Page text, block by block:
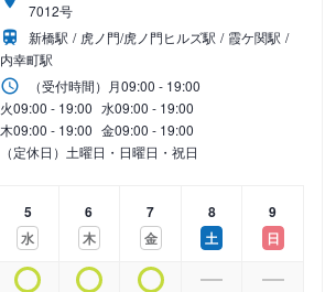
7012号
新橋駅
虎ノ門/虎ノ門ヒルズ駅
霞ケ関駅
内幸町駅
（受付時間） 月09:00 - 19:00
火09:00 - 19:00 水09:00 - 19:00
木09:00 - 19:00 金09:00 - 19:00
（定休日）土曜日・日曜日・祝日
5
水
6
木
7
金
8
土
9
日